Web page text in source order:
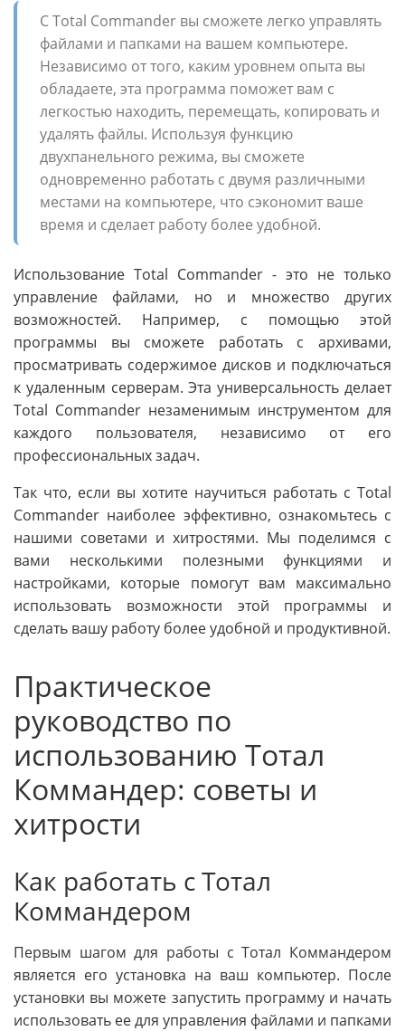
С Total Commander вы сможете легко управлять
файлами и папками на вашем компьютере.
Независимо от того, каким уровнем опыта вы
обладаете, эта программа поможет вам с
легкостью находить, перемещать, копировать и
удалять файлы. Используя функцию
двухпанельного режима, вы сможете
одновременно работать с двумя различными
местами на компьютере, что сэкономит ваше
время и сделает работу более удобной.
Использование Total Commander - это не только
управление файлами, но и множество других
возможностей. Например, с помощью этой
программы вы сможете работать с архивами,
просматривать содержимое дисков и подключаться
к удаленным серверам. Эта универсальность делает
Total Commander незаменимым инструментом для
каждого пользователя, независимо от его
профессиональных задач.
Так что, если вы хотите научиться работать с Total
Commander наиболее эффективно, ознакомьтесь с
нашими советами и хитростями. Мы поделимся с
вами несколькими полезными функциями и
настройками, которые помогут вам максимально
использовать возможности этой программы и
сделать вашу работу более удобной и продуктивной.
Практическое
руководство по
использованию Тотал
Коммандер: советы и
хитрости
Как работать с Тотал
Коммандером
Первым шагом для работы с Тотал Коммандером
является его установка на ваш компьютер. После
установки вы можете запустить программу и начать
использовать ее для управления файлами и папками